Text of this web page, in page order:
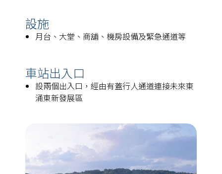
設施
月台、大堂、商舖、機房設備及緊急通道等
車站出入口
設兩個出入口，經由有蓋行人通道連接未來東
涌東新發展區